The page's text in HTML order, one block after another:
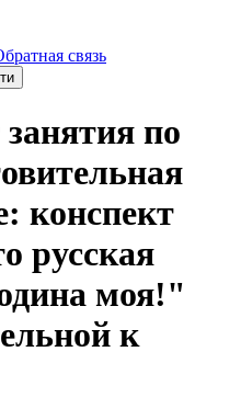
связь
по
конспект
русская
моя!"
к